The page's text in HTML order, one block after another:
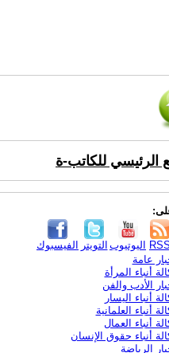
الرئيسي للكاتب-ة
الفيسبوك التويتر اليوتيوب RSS
عامة
أنباء المرأة
الأدب والفن
أنباء اليسار
أنباء العلمانية
أنباء العمال
أنباء حقوق الإنسان
الرياضة